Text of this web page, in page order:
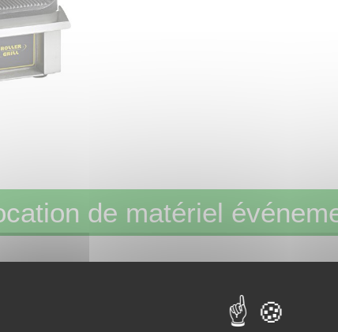
de matériel
Concept- Le partenaire de vos
JEUX – DIVERTISSEMENTS – DÉCORATION – CHAPITEAUX -